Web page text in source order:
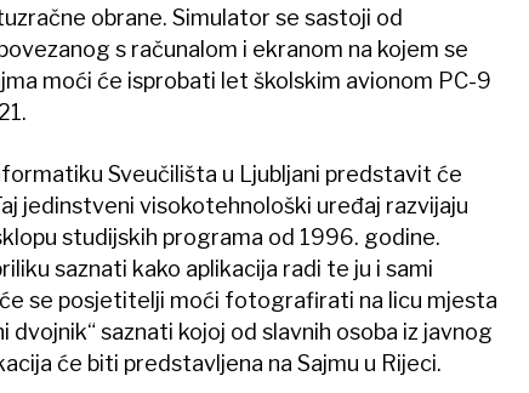
obrane. Simulator se sastoji od
s računalom i ekranom na kojem se
moći će isprobati let školskim avionom PC-9
Sveučilišta u Ljubljani predstavit će
jedinstveni visokotehnološki uređaj razvijaju
studijskih programa od 1996. godine.
saznati kako aplikacija radi te ju i sami
će se posjetitelji moći fotografirati na licu mjesta
dvojnik“ saznati kojoj od slavnih osoba iz javnog
će biti predstavljena na Sajmu u Rijeci.